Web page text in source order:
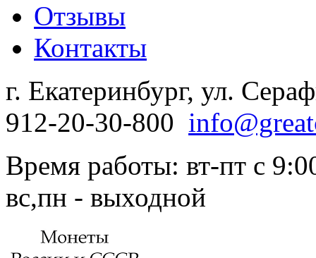
Отзывы
Контакты
г. Екатеринбург, ул.
912-20-30-800
Время работы: вт-пт с
вс,пн - выходной